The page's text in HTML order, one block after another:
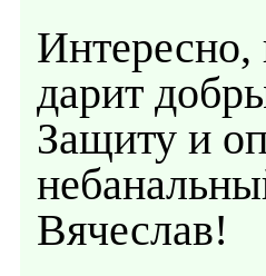
Интересно,
дарит
Защиту и
Вячеслав!